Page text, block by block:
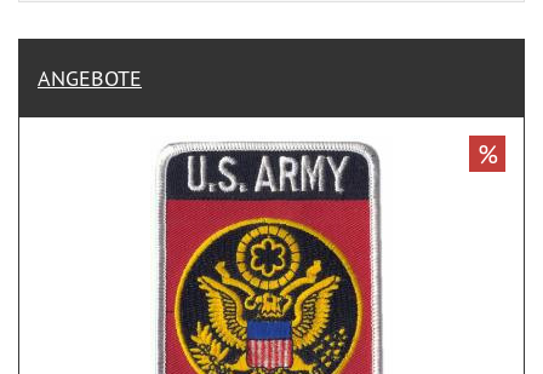
ANGEBOTE
%